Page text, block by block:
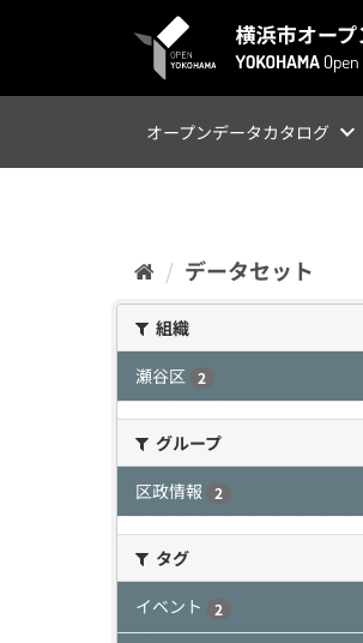
オープンデータカタログ
データセット
組織
瀬谷区 2
グループ
区政情報
2
タグ
イベント
2